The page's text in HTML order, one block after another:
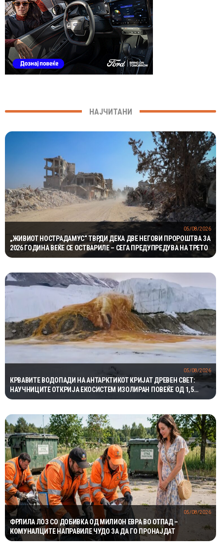
НАЈЧИТАНИ
„ЖИВИОТ НОСТРАДАМУС“ ТВРДИ ДЕКА ДВЕ НЕГОВИ ПРОРОШТВА ЗА
2026 ГОДИНА ВЕЌЕ СЕ ОСТВАРИЛЕ – СЕГА ПРЕДУПРЕДУВА НА ТРЕТО
05/08/2026
КРВАВИТЕ ВОДОПАДИ НА АНТАРКТИКОТ КРИЈАТ ДРЕВЕН СВЕТ:
НАУЧНИЦИТЕ ОТКРИЈА ЕКОСИСТЕМ ИЗОЛИРАН ПОВЕЌЕ ОД 1,5
МИЛИОНИ ГОДИНИ
05/08/2026
ФРЛИЛА ЛОЗ СО ДОБИВКА ОД МИЛИОН ЕВРА ВО ОТПАД –
КОМУНАЛЦИТЕ НАПРАВИЛЕ ЧУДО ЗА ДА ГО ПРОНАЈДАТ
05/08/2026